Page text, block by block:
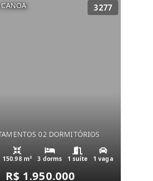
3277
02 DORMITÓRIOS
150.98 m² 3 dorms 1 suíte 1 vaga
R$ 1.950.000